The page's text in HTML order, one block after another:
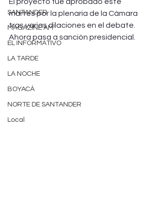
SANTANDER
MAGAZINE AM
EL INFORMATIVO
LA TARDE
LA NOCHE
BOYACÁ
NORTE DE SANTANDER
Local
martes por la plenaria de la Cámara
tras varias dilaciones en el debate.
Ahora pasa a sanción presidencial.